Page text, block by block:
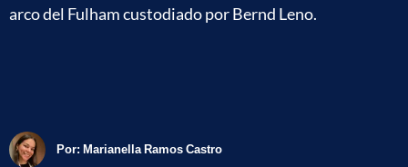
arco del Fulham custodiado por Bernd Leno.
Por: Marianella Ramos Castro